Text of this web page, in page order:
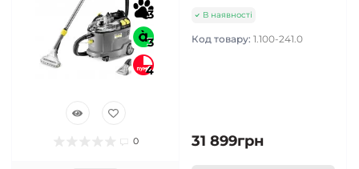
3
3
4
0
В наявності
Код товару: 1.100-241.0
31 899грн